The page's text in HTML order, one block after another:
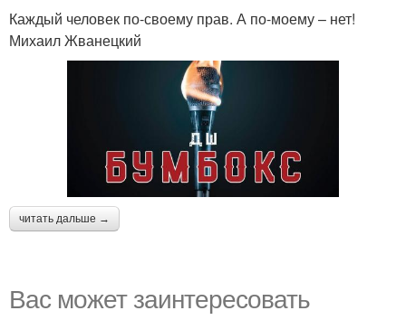
Каждый человек по-своему прав. А по-моему – нет!
Михаил Жванецкий
читать дальше →
Вас может заинтересовать